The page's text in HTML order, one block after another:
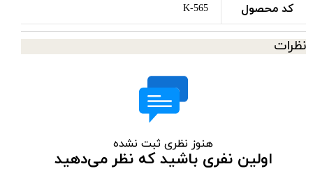
کد محصول K-565
نظرات
هنوز نظری ثبت نشده
اولین نفری باشید که نظر می‌دهید